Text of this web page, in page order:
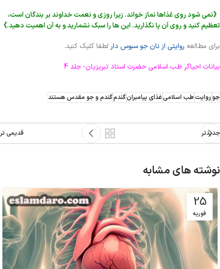
《نمی شود روی غذاها نماز خواند. زیرا روزی و نعمت خداوند بر بندگان است،
تعظیم کنید و روی آن پا نگذارید. این ها را سبک نشمارید و به آن اهمیت دهید.》
برای مطالعه روایتی از نان جو سبوس دار لطفا کلیک کنید.
بیانات احیاگر طب اسلامی حضرت استاد تبریزیان- جلد 4
جوروایتطب اسلامیغذای پیامبرانگندمگندم و جو مقدس هستند
جدیدتر قدیمی تر
نوشته های مشابه
25
فوریه